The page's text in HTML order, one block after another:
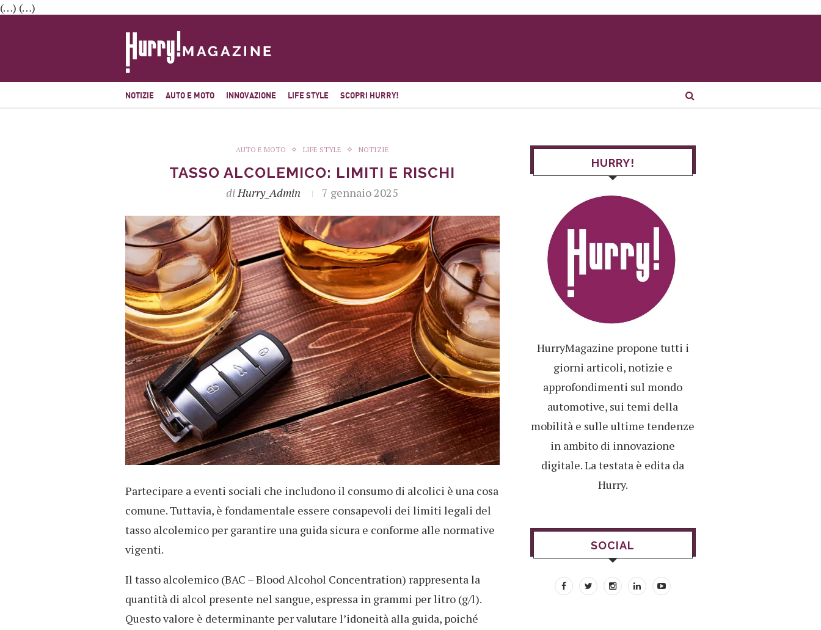
(…) (…)
NOTIZIE AUTO E MOTO INNOVAZIONE LIFE STYLE SCOPRI HURRY!
AUTO E MOTO LIFE STYLE NOTIZIE
TASSO ALCOLEMICO: LIMITI E RISCHI
diHurry_Admin 7 gennaio 2025
Partecipare a eventi sociali che includono il consumo di alcolici è una cosa
comune. Tuttavia, è fondamentale essere consapevoli dei limiti legali del
tasso alcolemico per garantire una guida sicura e conforme alle normative
vigenti.
Il tasso alcolemico (BAC – Blood Alcohol Concentration) rappresenta la
quantità di alcol presente nel sangue, espressa in grammi per litro (g/l).
Questo valore è determinante per valutare l’idoneità alla guida, poiché
HURRY!
HurryMagazine propone tutti i
giorni articoli, notizie e
approfondimenti sul mondo
automotive, sui temi della
mobilità e sulle ultime tendenze
in ambito di innovazione
digitale. La testata è edita da
Hurry.
SOCIAL